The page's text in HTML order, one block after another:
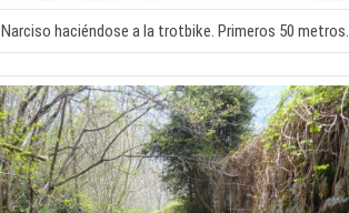
Narciso haciéndose a la trotbike. Primeros 50 metros.